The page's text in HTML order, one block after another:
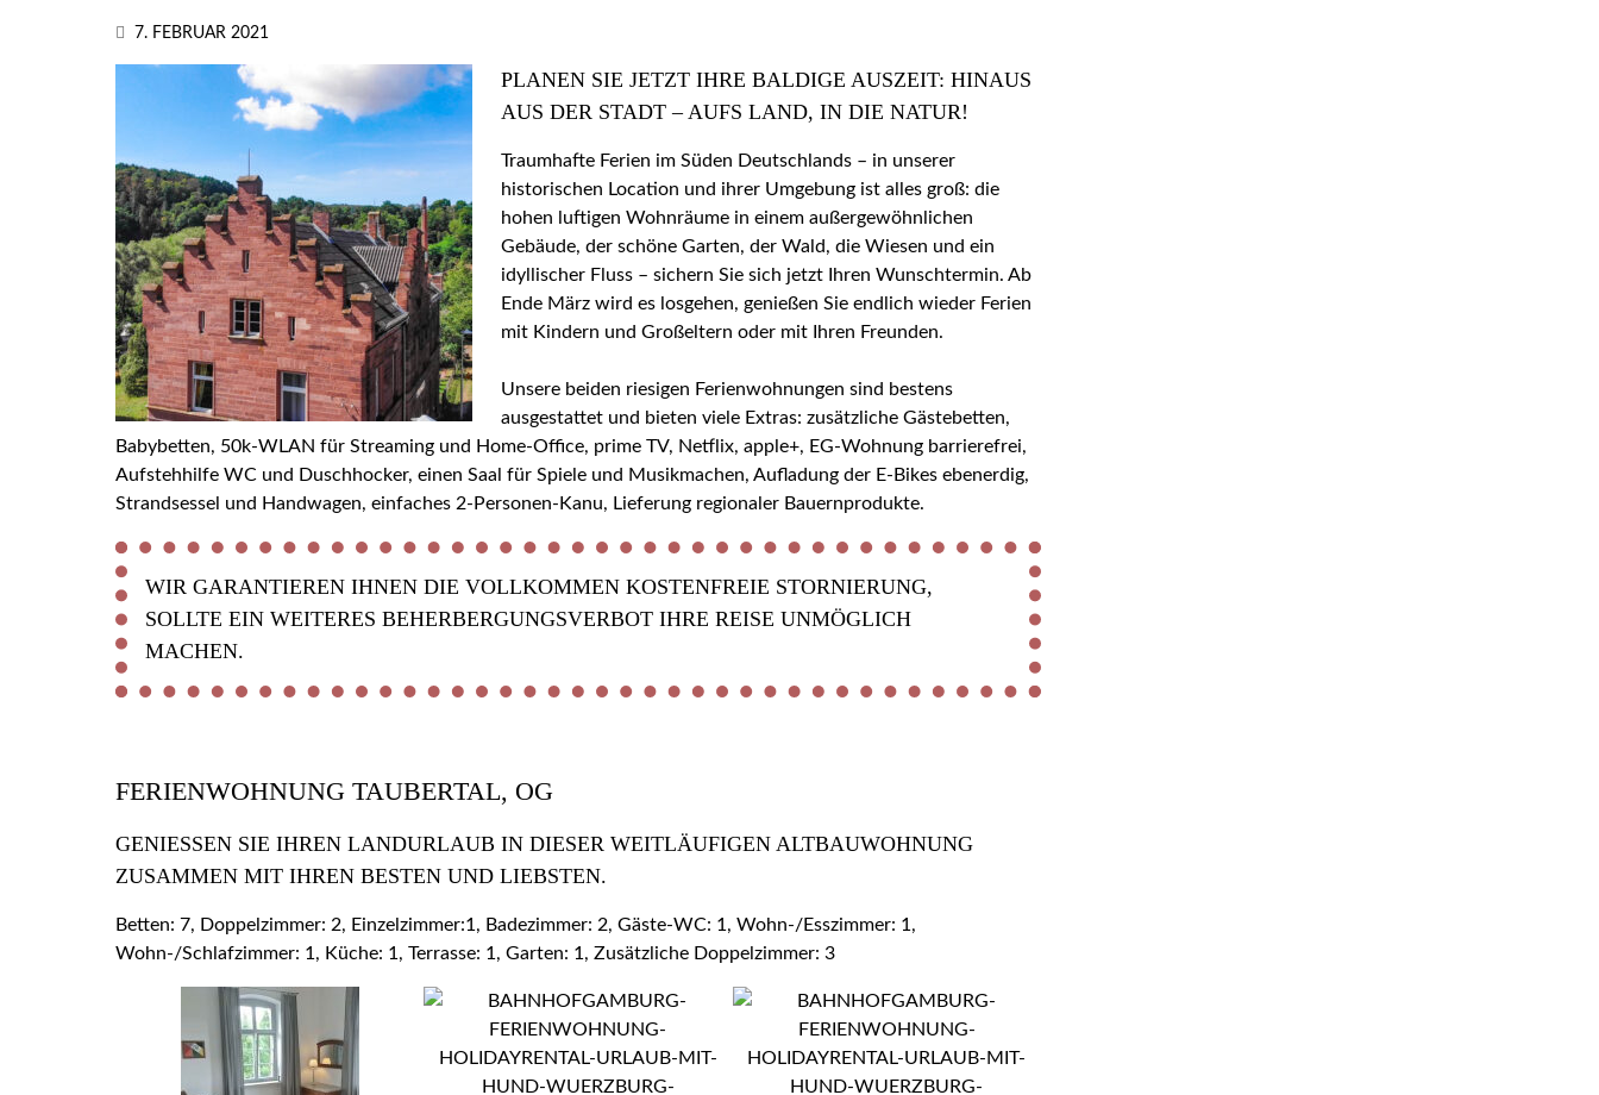
7. FEBRUAR 2021
PLANEN SIE JETZT IHRE BALDIGE AUSZEIT: HINAUS
AUS DER STADT – AUFS LAND, IN DIE NATUR!
Traumhafte Ferien im Süden Deutschlands – in unserer
historischen Location und ihrer Umgebung ist alles groß: die
hohen luftigen Wohnräume in einem außergewöhnlichen
Gebäude, der schöne Garten, der Wald, die Wiesen und ein
idyllischer Fluss – sichern Sie sich jetzt Ihren Wunschtermin. Ab
Ende März wird es losgehen, genießen Sie endlich wieder Ferien
mit Kindern und Großeltern oder mit Ihren Freunden.
Unsere beiden riesigen Ferienwohnungen sind bestens
ausgestattet und bieten viele Extras: zusätzliche Gästebetten,
Babybetten, 50k-WLAN für Streaming und Home-Office, prime TV, Netflix, apple+, EG-Wohnung barrierefrei,
Aufstehhilfe WC und Duschhocker, einen Saal für Spiele und Musikmachen, Aufladung der E-Bikes ebenerdig,
Strandsessel und Handwagen, einfaches 2-Personen-Kanu, Lieferung regionaler Bauernprodukte.
WIR GARANTIEREN IHNEN DIE VOLLKOMMEN KOSTENFREIE STORNIERUNG,
SOLLTE EIN WEITERES BEHERBERGUNGSVERBOT IHRE REISE UNMÖGLICH
MACHEN.
FERIENWOHNUNG TAUBERTAL, OG
GENIESSEN SIE IHREN LANDURLAUB IN DIESER WEITLÄUFIGEN ALTBAUWOHNUNG Z
USAMMEN MIT IHREN BESTEN UND LIEBSTEN.
Betten: 7, Doppelzimmer: 2, Einzelzimmer:1, Badezimmer: 2, Gäste-WC: 1, Wohn-/Esszimmer: 1,
Wohn-/Schlafzimmer: 1, Küche: 1, Terrasse: 1, Garten: 1, Zusätzliche Doppelzimmer: 3